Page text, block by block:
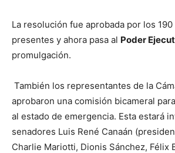
La resolución fue aprobada por los
presentes y ahora pasa al Poder
promulgación.
También los representantes de la
aprobaron una comisión bicameral
al estado de emergencia. Esta estará
senadores Luis René Canaán
Charlie Mariotti, Dionis Sánchez, Félix